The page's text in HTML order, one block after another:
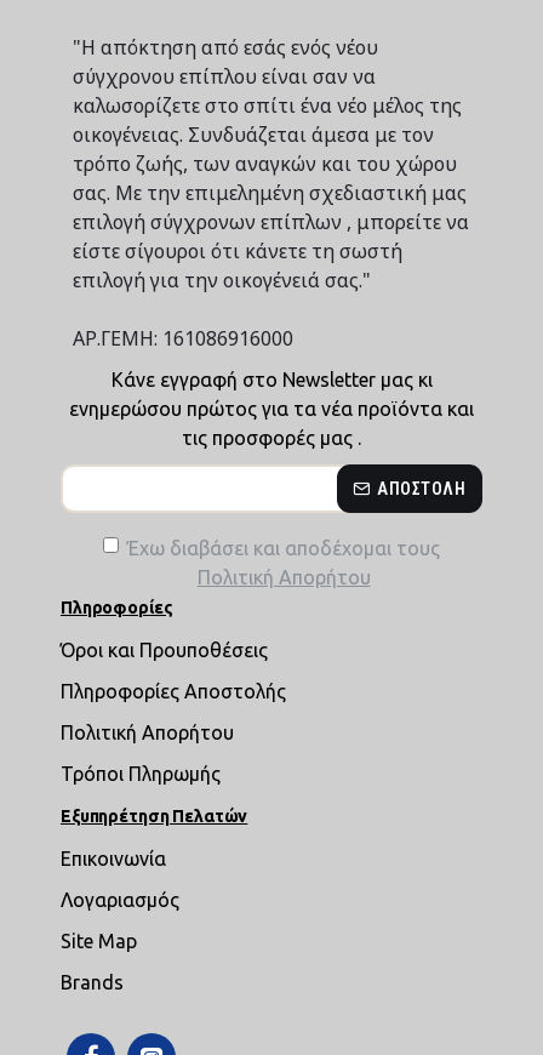
"Η απόκτηση από εσάς ενός νέου
σύγχρονου επίπλου είναι σαν να
καλωσορίζετε στο σπίτι ένα νέο μέλος της
οικογένειας. Συνδυάζεται άμεσα με τον
τρόπο ζωής, των αναγκών και του χώρου
σας. Με την επιμελημένη σχεδιαστική μας
επιλογή σύγχρονων επίπλων , μπορείτε να
είστε σίγουροι ότι κάνετε τη σωστή
επιλογή για την οικογένειά σας."
ΑΡ.ΓΕΜΗ: 161086916000
Κάνε εγγραφή στο Newsletter μας κι
ενημερώσου πρώτος για τα νέα προϊόντα και
τις προσφορές μας .
ΑΠΟΣΤΟΛΉ
Έχω διαβάσει και αποδέχομαι τους
Πολιτική Απορήτου
Πληροφορίες
Όροι και Προυποθέσεις
Πληροφορίες Αποστολής
Πολιτική Απορήτου
Τρόποι Πληρωμής
Εξυπηρέτηση Πελατών
Επικοινωνία
Λογαριασμός
Site Map
Brands